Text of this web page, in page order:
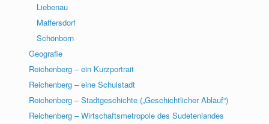
Liebenau
Maffersdorf
Schönborn
Geografie
Reichenberg – ein Kurzportrait
Reichenberg – eine Schulstadt
Reichenberg – Stadtgeschichte („Geschichtlicher Ablauf“)
Reichenberg – Wirtschaftsmetropole des Sudetenlandes